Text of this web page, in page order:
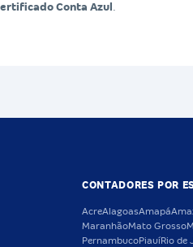
Conta Azul .
CONTADORES POR
AcreAlagoasAmapá
MaranhãoMato Grosso
PernambucoPiauíRio de